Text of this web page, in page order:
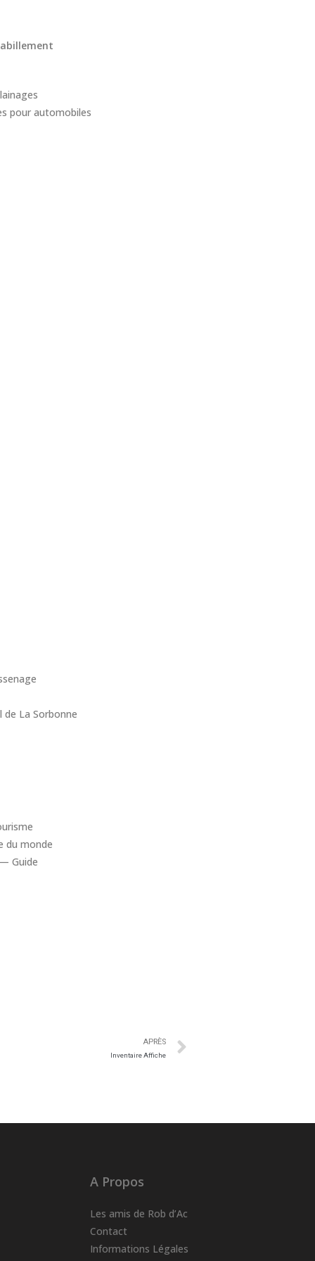
pour automobiles
La Sorbonne
du monde
Guide
APRÈS
Inventaire Affiche
A Propos
Les amis de Rob d’Ac
Contact
Informations Légales